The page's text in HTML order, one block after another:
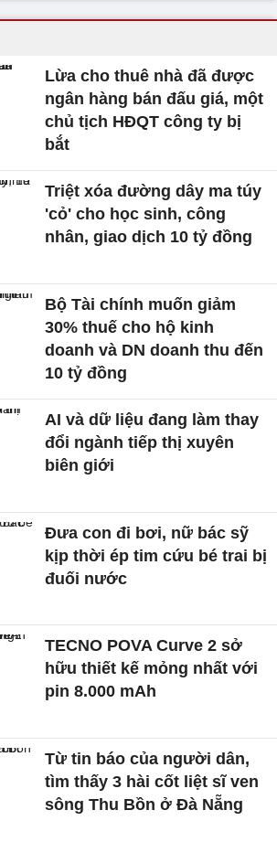
Lừa cho thuê nhà đã được
ngân hàng bán đấu giá, một
chủ tịch HĐQT công ty bị
bắt
Triệt xóa đường dây ma túy
'cỏ' cho học sinh, công
nhân, giao dịch 10 tỷ đồng
Bộ Tài chính muốn giảm
30% thuế cho hộ kinh
doanh và DN doanh thu đến
10 tỷ đồng
AI và dữ liệu đang làm thay
đổi ngành tiếp thị xuyên
biên giới
Đưa con đi bơi, nữ bác sỹ
kịp thời ép tim cứu bé trai bị
đuối nước
TECNO POVA Curve 2 sở
hữu thiết kế mỏng nhất với
pin 8.000 mAh
Từ tin báo của người dân,
tìm thấy 3 hài cốt liệt sĩ ven
sông Thu Bồn ở Đà Nẵng